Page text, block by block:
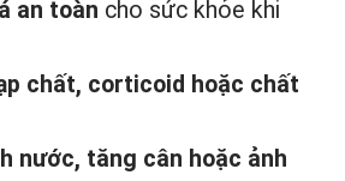
an toàn cho sức khỏe khi
chất, corticoid hoặc chất
nước, tăng cân hoặc ảnh